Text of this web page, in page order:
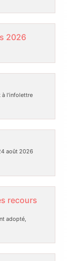
2026
à l’infolettre
août 2026
recours
adopté,